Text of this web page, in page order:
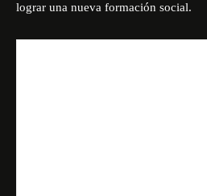
lograr una nueva formación social.